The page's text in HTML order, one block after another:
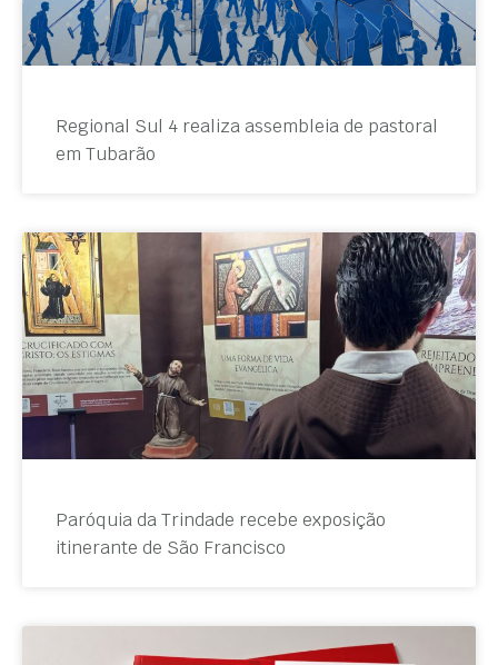
Regional Sul 4 realiza assembleia de pastoral
em Tubarão
Paróquia da Trindade recebe exposição
itinerante de São Francisco